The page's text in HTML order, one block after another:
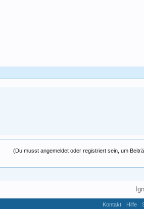
(Du musst angemeldet oder registriert sein, um
Kontakt Hilfe